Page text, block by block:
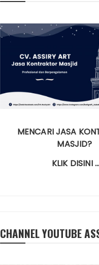
MENCARI JASA
MASJID?
KLIK DISINI …
CHANNEL YOUTUBE